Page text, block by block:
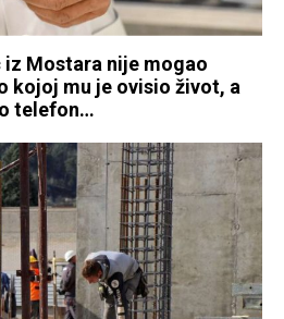
Mostara nije mogao
kojoj mu je ovisio život, a
telefon…